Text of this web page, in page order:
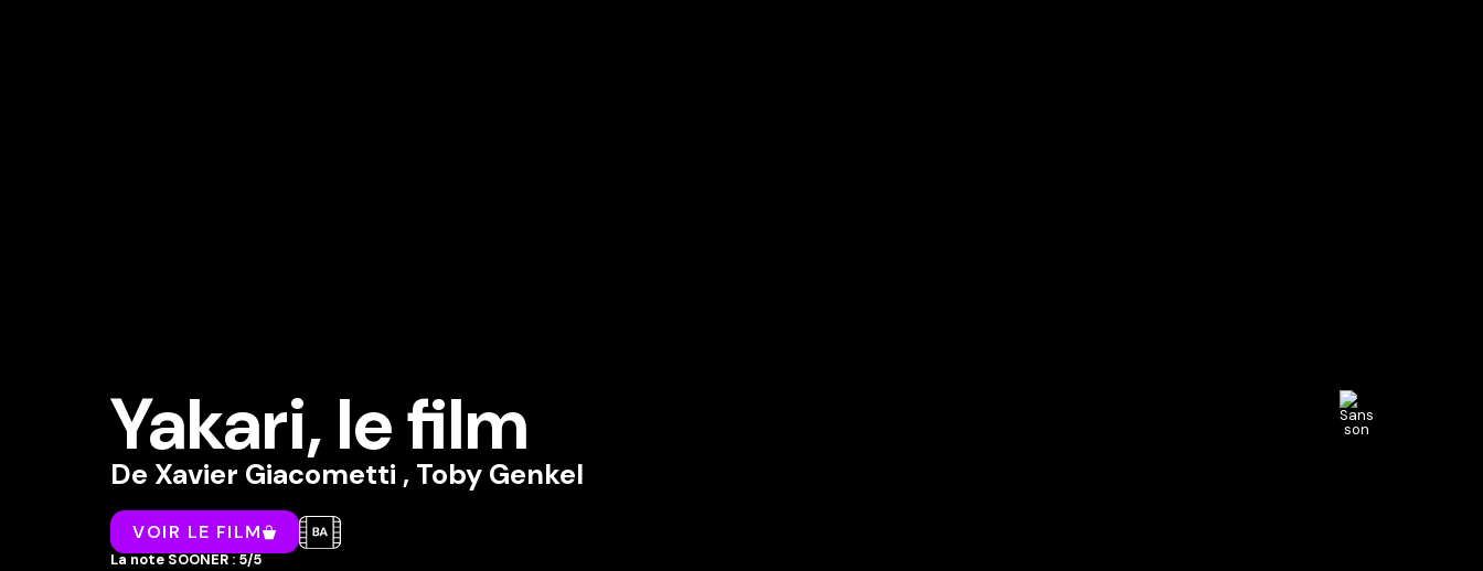
Yakari, le film
De Xavier Giacometti , Toby Genkel
VOIR LE FILM
La note SOONER : 5/5